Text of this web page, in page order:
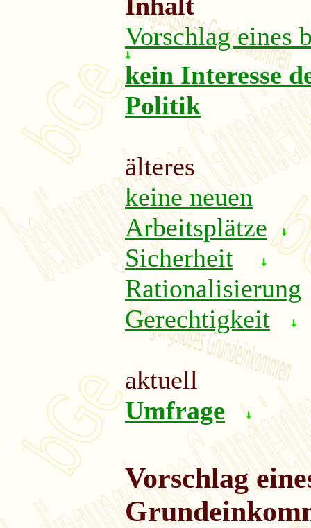
Vorschlag eines
kein Interesse
Politik
älteres
keine neuen
Arbeitsplätze
Sicherheit
Rationalisierung
Gerechtigkeit
aktuell
Umfrage
Vorschlag